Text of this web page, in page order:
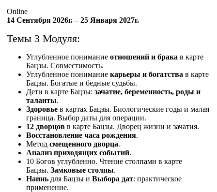
Online
14 Сентября 2026г. – 25 Января 2027г.
Темы 3 Модуля:
Углубленное понимание отношений и брака в карте
Бацзы. Совместимость.
Углубленное понимание карьеры и богатства в карте
Бацзы. Богатые и бедные судьбы.
Дети в карте Бацзы: зачатие, беременность, роды и
таланты.
Здоровье в картах Бацзы. Биологические годы и малая
граница. Выбор даты для операции.
12 дворцов в карте Бацзы. Дворец жизни и зачатия.
Восстановление часа рождения.
Метод смещенного дворца.
Анализ приходящих событий.
10 Богов углубленно. Чтение столпами в карте
Бацзы. Замковые столпы.
Наинь для Бацзы и Выбора дат: практическое
применение.